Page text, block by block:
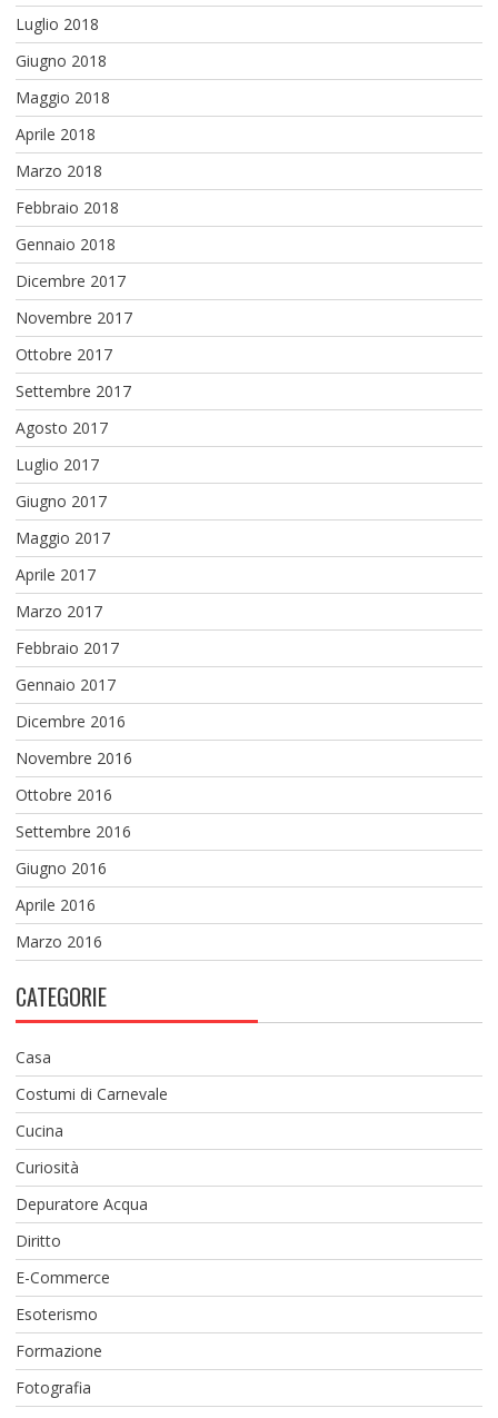
Luglio 2018
Giugno 2018
Maggio 2018
Aprile 2018
Marzo 2018
Febbraio 2018
Gennaio 2018
Dicembre 2017
Novembre 2017
Ottobre 2017
Settembre 2017
Agosto 2017
Luglio 2017
Giugno 2017
Maggio 2017
Aprile 2017
Marzo 2017
Febbraio 2017
Gennaio 2017
Dicembre 2016
Novembre 2016
Ottobre 2016
Settembre 2016
Giugno 2016
Aprile 2016
Marzo 2016
CATEGORIE
Casa
Costumi di Carnevale
Cucina
Curiosità
Depuratore Acqua
Diritto
E-Commerce
Esoterismo
Formazione
Fotografia